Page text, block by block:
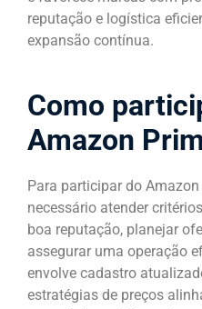
reputação e logística
expansão contínua.
Como
Amazon
Para participar do
necessário atender
boa reputação, planejar
assegurar uma operação
envolve cadastro
estratégias de preços